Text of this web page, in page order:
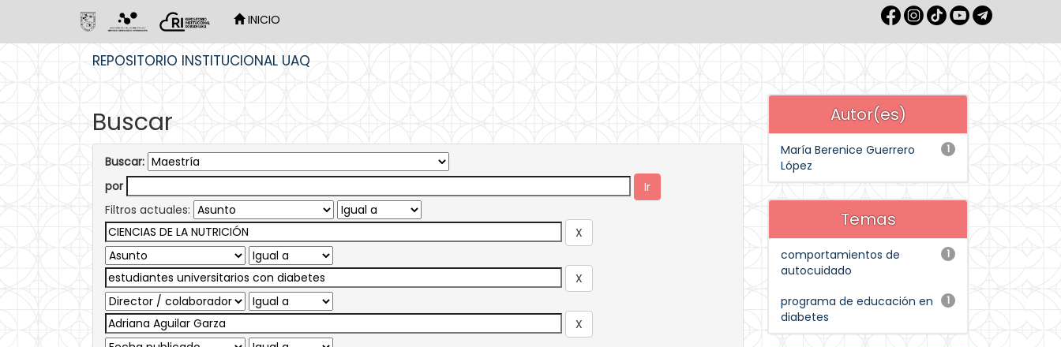
INICIO
REPOSITORIO INSTITUCIONAL UAQ
Buscar
Buscar:
por
Filtros actuales:
Autor(es)
1
María Berenice Guerrero
López
Temas
1
comportamientos de
autocuidado
1
programa de educación en
diabetes